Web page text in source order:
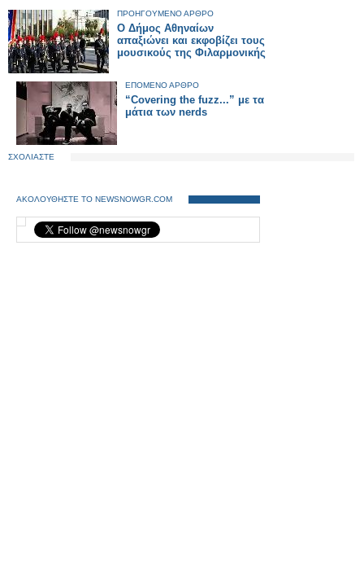
ΠΡΟΗΓΟΥΜΕΝΟ ΑΡΘΡΟ
Ο Δήμος Αθηναίων
απαξιώνει και εκφοβίζει τους
μουσικούς της Φιλαρμονικής
ΕΠΟΜΕΝΟ ΑΡΘΡΟ
“Covering the fuzz...” με τα
μάτια των nerds
ΣΧΟΛΙΑΣΤΕ
ΑΚΟΛΟΥΘΗΣΤΕ ΤΟ NEWSNOWGR.COM